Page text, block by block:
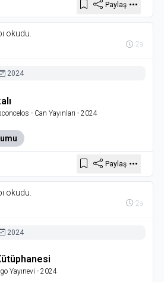
Paylaş
okudu.
2a
2024
- Can Yayınları - 2024
Paylaş
okudu.
2a
2024
Yayınevi - 2024